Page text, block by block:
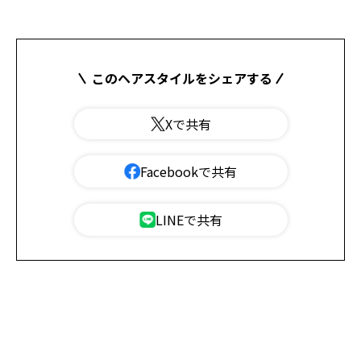
このヘアスタイルをシェアする
Xで共有
Facebookで共有
LINEで共有